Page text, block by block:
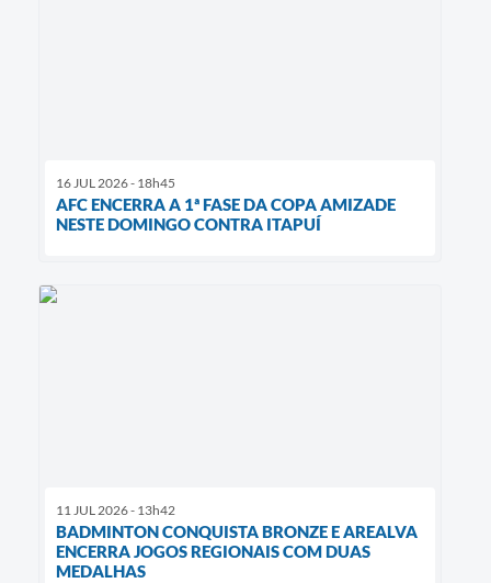
16 JUL 2026 - 18h45
AFC ENCERRA A 1ª FASE DA COPA AMIZADE
NESTE DOMINGO CONTRA ITAPUÍ
11 JUL 2026 - 13h42
BADMINTON CONQUISTA BRONZE E AREALVA
ENCERRA JOGOS REGIONAIS COM DUAS
MEDALHAS